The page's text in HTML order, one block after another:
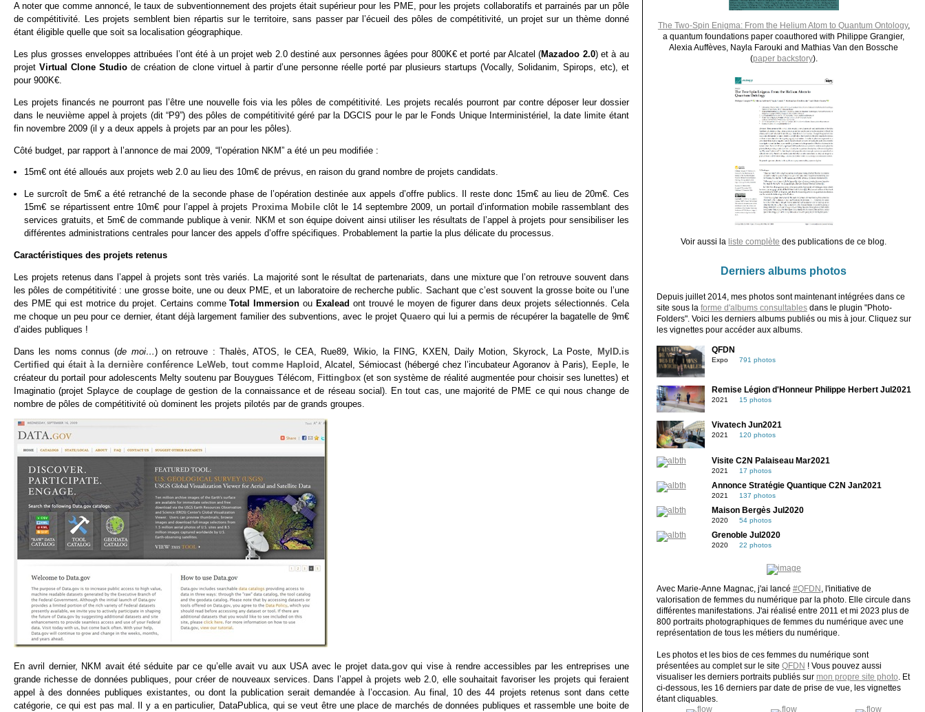
A noter que comme annoncé, le taux de subventionnement des projets était supérieur pour les PME, pour les projets collaboratifs et parrainés par un pôle
de compétitivité. Les projets semblent bien répartis sur le territoire, sans passer par l’écueil des pôles de compétitivité, un projet sur un thème donné
étant éligible quelle que soit sa localisation géographique.
Les plus grosses enveloppes attribuées l’ont été à un projet web 2.0 destiné aux personnes âgées pour 800K€ et porté par Alcatel (Mazadoo 2.0) et à au
projetVirtual Clone Studiode création de clone virtuel à partir d’une personne réelle porté par plusieurs startups (Vocally, Solidanim, Spirops, etc), et
pour 900K€.
Les projets financés ne pourront pas l’être une nouvelle fois via les pôles de compétitivité. Les projets recalés pourront par contre déposer leur dossier
dans le neuvième appel à projets (dit “P9”) des pôles de compétitivité géré par la DGCIS pour le par le Fonds Unique Interministériel, la date limite étant
fin novembre 2009 (il y a deux appels à projets par an pour les pôles).
Côté budget, par rapport à l’annonce de mai 2009, “l’opération NKM” a été un peu modifiée :
15m€ ont été alloués aux projets web 2.0 au lieu des 10m€ de prévus, en raison du grand nombre de projets candidats.
Le surcroît de 5m€ a été retranché de la seconde phase de l’opération destinée aux appels d’offre publics. Il reste donc 15m€ au lieu de 20m€. Ces
15m€ se répartissent entre 10m€ pour l’appel à projets Proxima Mobileclôt le 14 septembre 2009, un portail d’information mobile rassemblant des
services gratuits, et 5m€ de commande publique à venir. NKM et son équipe doivent ainsi utiliser les résultats de l’appel à projets pour sensibiliser les
différentes administrations centrales pour lancer des appels d’offre spécifiques. Probablement la partie la plus délicate du processus.
Caractéristiques des projets retenus
Les projets retenus dans l’appel à projets sont très variés. La majorité sont le résultat de partenariats, dans une mixture que l’on retrouve souvent dans
les pôles de compétitivité : une grosse boite, une ou deux PME, et un laboratoire de recherche public. Sachant que c’est souvent la grosse boite ou l’une
des PME qui est motrice du projet. Certains commeTotal Immersion ou Exalead ont trouvé le moyen de figurer dans deux projets sélectionnés. Cela
me choque un peu pour ce dernier, étant déjà largement familier des subventions, avec le projetQuaero qui lui a permis de récupérer la bagatelle de 9m€
d’aides publiques !
Dans les noms connus (de moi…) on retrouve : Thalès, ATOS, le CEA, Rue89, Wikio, la FING, KXEN, Daily Motion, Skyrock, La Poste, MylD.is
Certified qui était à la dernière conférence LeWeb, tout comme Haploid , Alcatel, Sémiocast (hébergé chez l’incubateur Agoranov à Paris), Eeple, le
créateur du portail pour adolescents Melty soutenu par Bouygues Télécom, Fittingbox(et son système de réalité augmentée pour choisir ses lunettes) et
Imaginatio (projet Splayce de couplage de gestion de la connaissance et de réseau social). En tout cas, une majorité de PME ce qui nous change de
nombre de pôles de compétitivité où dominent les projets pilotés par de grands groupes.
En avril dernier, NKM avait été séduite par ce qu’elle avait vu aux USA avec le projet data.govqui vise à rendre accessibles par les entreprises une
grande richesse de données publiques, pour créer de nouveaux services. Dans l’appel à projets web 2.0, elle souhaitait favoriser les projets qui feraient
appel à des données publiques existantes, ou dont la publication serait demandée à l’occasion. Au final, 10 des 44 projets retenus sont dans cette
catégorie, ce qui est pas mal. Il y a en particulier, DataPublica, qui se veut être une place de marchés de données publiques et rassemble une boite de
The Two-Spin Enigma: From the Helium Atom to Quantum Ontology,
a quantum foundations paper coauthored with Philippe Grangier,
Alexia Auffèves, Nayla Farouki and Mathias Van den Bossche
(paper backstory).
Voir aussi la liste complète des publications de ce blog.
Derniers albums photos
Depuis juillet 2014, mes photos sont maintenant intégrées dans ce
site sous la forme d'albums consultablesdans le plugin "Photo-
Folders". Voici les derniers albums publiés ou mis à jour. Cliquez sur
les vignettes pour accéder aux albums.
QFDN
Expo 791 photos
Remise Légion d'Honneur Philippe Herbert Jul2021
2021 15 photos
Vivatech Jun2021
2021 120 photos
Visite C2N Palaiseau Mar2021
2021 17 photos
Annonce Stratégie Quantique C2N Jan2021
2021 137 photos
Maison Bergès Jul2020
2020 54 photos
Grenoble Jul2020
2020 22 photos
Avec Marie-Anne Magnac, j'ai lancé #QFDN
, l'initiative de
valorisation de femmes du numérique par la photo. Elle circule dans
différentes manifestations. J'ai réalisé entre 2011 et mi 2023 plus de
800 portraits photographiques de femmes du numérique avec une
représentation de tous les métiers du numérique.
Les photos et les bios de ces femmes du numérique sont
présentées au complet sur le site QFDN ! Vous pouvez aussi
visualiser les derniers portraits publiés sur mon propre site photo . Et
ci-dessous, les 16 derniers par date de prise de vue, les vignettes
étant cliquables.